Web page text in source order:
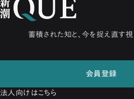
蓄積された知と、今を捉え直す視
会員登録
法人向けはこちら